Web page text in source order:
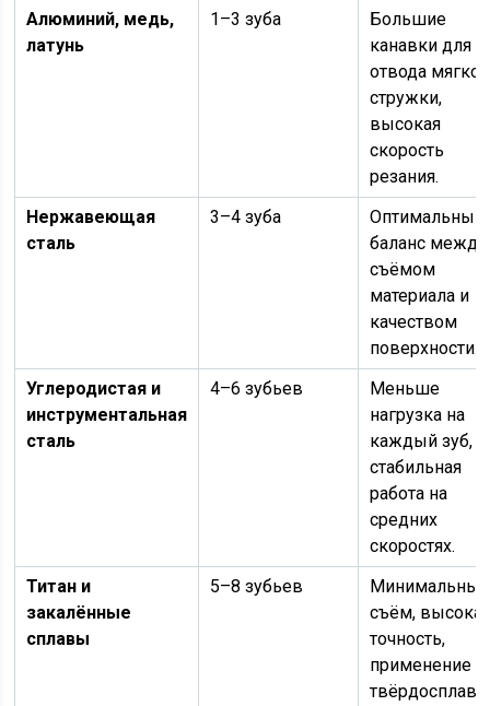
Алюминий, медь,
латунь
1–3 зуба
Большие
канавки для
отвода мягкой
стружки,
высокая
скорость
резания.
Нержавеющая
сталь
3–4 зуба
Оптимальный
баланс между
съёмом
материала и
качеством
поверхности.
Углеродистая и
инструментальная
сталь
4–6 зубьев
Меньше
нагрузка на
каждый зуб,
стабильная
работа на
средних
скоростях.
Титан и
закалённые
сплавы
5–8 зубьев
Минимальный
съём,
точность,
применение